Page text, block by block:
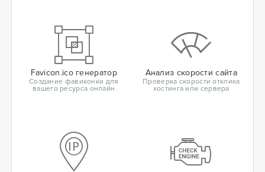
Favicon.ico генератор
Создание фавиконки для
вашего ресурса онлайн
Анализ скорости сайта
Проверка скорости отклика
хостинга или сервера